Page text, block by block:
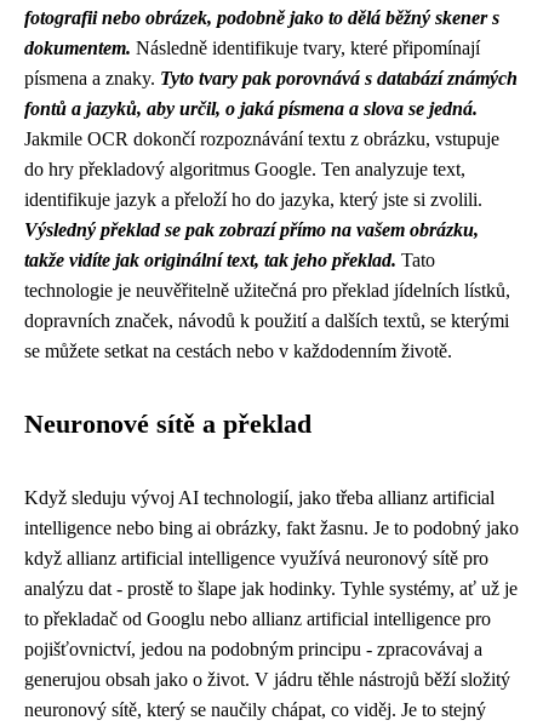
fotografii nebo obrázek, podobně jako to dělá běžný skener s
dokumentem. Následně identifikuje tvary, které připomínají
písmena a znaky. Tyto tvary pak porovnává s databází známých
fontů a jazyků, aby určil, o jaká písmena a slova se jedná.
Jakmile OCR dokončí rozpoznávání textu z obrázku, vstupuje
do hry překladový algoritmus Google. Ten analyzuje text,
identifikuje jazyk a přeloží ho do jazyka, který jste si zvolili.
Výsledný překlad se pak zobrazí přímo na vašem obrázku,
takže vidíte jak originální text, tak jeho překlad. Tato
technologie je neuvěřitelně užitečná pro překlad jídelních lístků,
dopravních značek, návodů k použití a dalších textů, se kterými
se můžete setkat na cestách nebo v každodenním životě.
Neuronové sítě a překlad
Když sleduju vývoj AI technologií, jako třeba allianz artificial
intelligence nebo bing ai obrázky, fakt žasnu. Je to podobný jako
když allianz artificial intelligence využívá neuronový sítě pro
analýzu dat - prostě to šlape jak hodinky. Tyhle systémy, ať už je
to překladač od Googlu nebo allianz artificial intelligence pro
pojišťovnictví, jedou na podobným principu - zpracovávaj a
generujou obsah jako o život. V jádru těhle nástrojů běží složitý
neuronový sítě, který se naučily chápat, co viděj. Je to stejný